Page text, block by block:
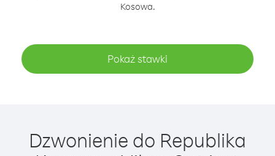
Kosowa.
Pokaż stawki
Dzwonienie do Republika